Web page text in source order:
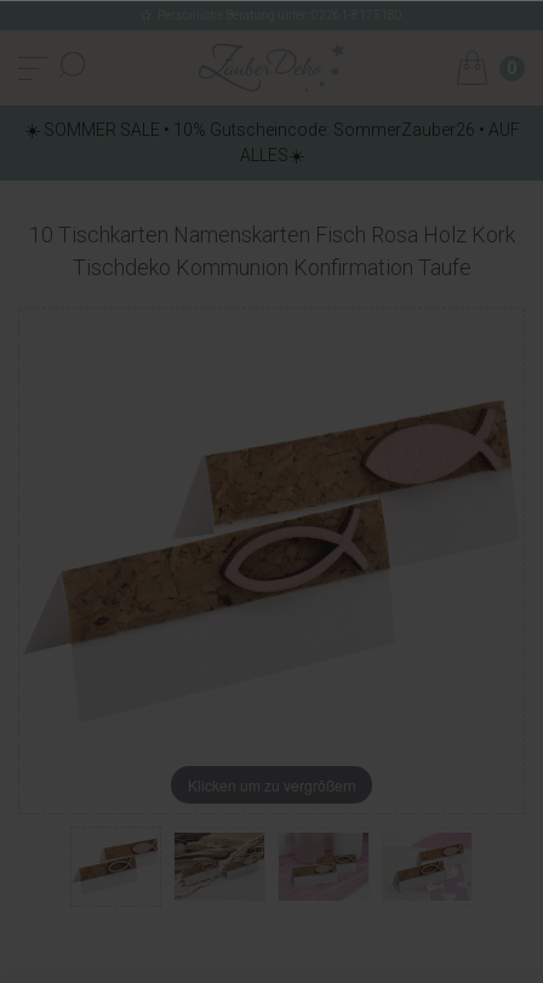
☀️ SOMMER SALE • 10% Gutscheincode: SommerZauber26 • AUF
ALLES☀️
10 Tischkarten Namenskarten Fisch Rosa Holz Kork
Tischdeko Kommunion Konfirmation Taufe
Klicken um zu vergrößern